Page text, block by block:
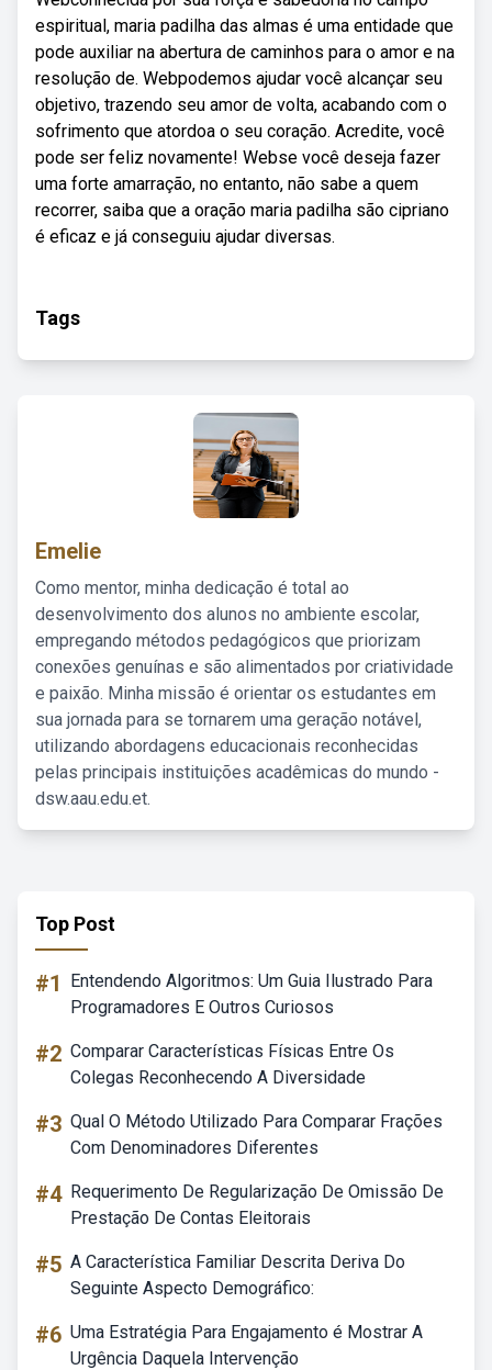
espiritual, maria padilha das almas é uma entidade que
pode auxiliar na abertura de caminhos para o amor e na
resolução de. Webpodemos ajudar você alcançar seu
objetivo, trazendo seu amor de volta, acabando com o
sofrimento que atordoa o seu coração. Acredite, você
pode ser feliz novamente! Webse você deseja fazer
uma forte amarração, no entanto, não sabe a quem
recorrer, saiba que a oração maria padilha são cipriano
é eficaz e já conseguiu ajudar diversas.
Tags
Emelie
Como mentor, minha dedicação é total ao
desenvolvimento dos alunos no ambiente escolar,
empregando métodos pedagógicos que priorizam
conexões genuínas e são alimentados por criatividade
e paixão. Minha missão é orientar os estudantes em
sua jornada para se tornarem uma geração notável,
utilizando abordagens educacionais reconhecidas
pelas principais instituições acadêmicas do mundo -
dsw.aau.edu.et.
Top Post
#1
Entendendo Algoritmos: Um Guia Ilustrado Para
Programadores E Outros Curiosos
#2 Comparar Características Físicas Entre Os
Colegas Reconhecendo A Diversidade
#3 Qual O Método Utilizado Para Comparar Frações
Com Denominadores Diferentes
#4 Requerimento De Regularização De Omissão De
Prestação De Contas Eleitorais
#5 A Característica Familiar Descrita Deriva Do
Seguinte Aspecto Demográfico:
#6 Uma Estratégia Para Engajamento é Mostrar A
Urgência Daquela Intervenção